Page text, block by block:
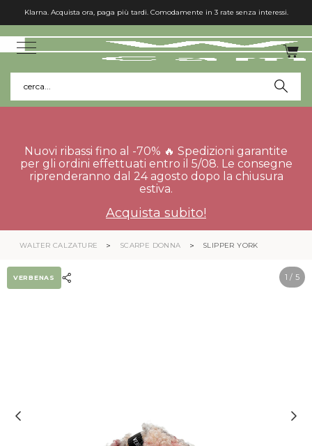
Klarna. Acquista ora, paga più tardi. Comodamente in 3 rate senza interessi.
cerca...
Nuovi ribassi fino al -70% 🔥 Spedizioni garantite
per gli ordini effettuati entro il 5/08. Le consegne
riprenderanno dal 24 agosto dopo la chiusura
estiva.
Acquista subito!
WALTER CALZATURE SCARPE DONNA SLIPPER YORK
1 / 5
VERBENAS